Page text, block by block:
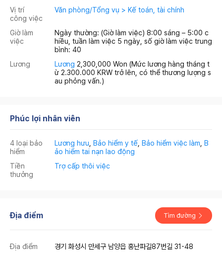
Vị trí
công việc
Văn phòng/Tổng vụ > Kế toán, tài chính
Giờ làm
việc
Ngày thường: (Giờ làm việc) 8:00 sáng – 5:00 c
hiều, tuần làm việc 5 ngày, số giờ làm việc trung
bình: 40
Lương
Lương 2,300,000 Won (Mức lương hàng tháng t
ừ 2.300.000 KRW trở lên, có thể thương lượng s
au phỏng vấn.)
Phúc lợi nhân viên
4 loại bảo
hiểm
Lương hưu Bảo hiểm y tế Bảo hiểm việc làm B
ảo hiểm tai nạn lao động
Tiền
thưởng
Trợ cấp thôi việc
Địa điểm Tìm đường
Địa điểm 경기 화성시 만세구 남양읍 홍난파길87번길 31-48